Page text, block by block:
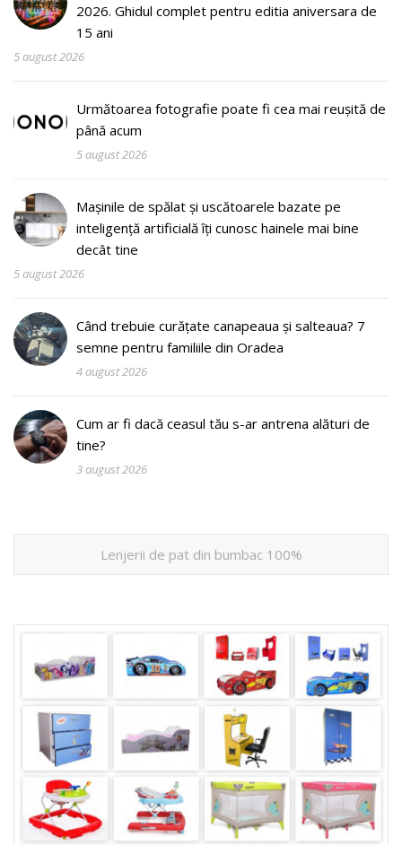
2026. Ghidul complet pentru editia aniversara de
15 ani
5 august 2026
Următoarea fotografie poate fi cea mai reușită de
până acum
5 august 2026
Mașinile de spălat și uscătoarele bazate pe
inteligență artificială îți cunosc hainele mai bine
decât tine
5 august 2026
Când trebuie curățate canapeaua și salteaua? 7
semne pentru familiile din Oradea
4 august 2026
Cum ar fi dacă ceasul tău s-ar antrena alături de
tine?
3 august 2026
Lenjerii de pat din bumbac 100%